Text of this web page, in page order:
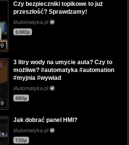
Czy bezpieczniki topikowe to już
przeszłość? Sprawdzamy!
iAutomatyka.pl
1080p
3 litry wody na umycie auta? Czy to
możliwe? #automatyka #automation
#myjnia #wywiad
iAutomatyka.pl
480p
Jak dobrać panel HMI?
iAutomatyka.pl
720p